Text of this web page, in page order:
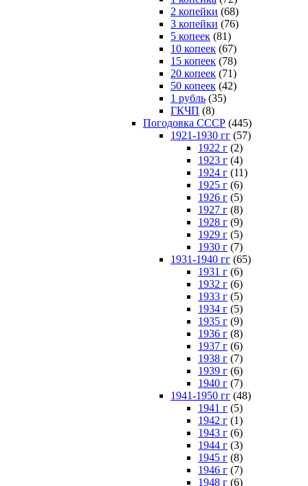
2 копейки (68)
3 копейки (76)
5 копеек (81)
10 копеек (67)
15 копеек (78)
20 копеек (71)
50 копеек (42)
1 рубль (35)
ГКЧП (8)
Погодовка СССР (445)
1921-1930 гг (57)
1922 г (2)
1923 г (4)
1924 г (11)
1925 г (6)
1926 г (5)
1927 г (8)
1928 г (9)
1929 г (5)
1930 г (7)
1931-1940 гг (65)
1931 г (6)
1932 г (6)
1933 г (5)
1934 г (5)
1935 г (9)
1936 г (8)
1937 г (6)
1938 г (7)
1939 г (6)
1940 г (7)
1941-1950 гг (48)
1941 г (5)
1942 г (1)
1943 г (6)
1944 г (3)
1945 г (8)
1946 г (7)
1948 г (6)